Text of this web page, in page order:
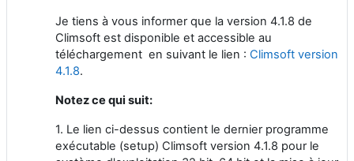
Je tiens à vous informer que la version 4.1.8 de
Climsoft est disponible et accessible au
téléchargement en suivant le lien : Climsoft version
4.1.8.
Notez ce qui suit:
1. Le lien ci-dessus contient le dernier programme
exécutable (setup) Climsoft version 4.1.8 pour le